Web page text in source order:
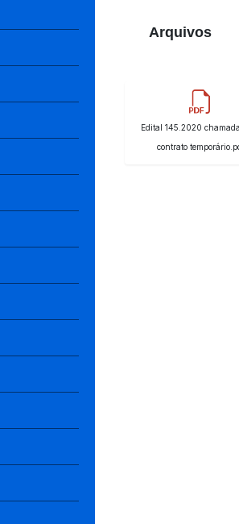
Arquivos
Edital 145.2020
contrato